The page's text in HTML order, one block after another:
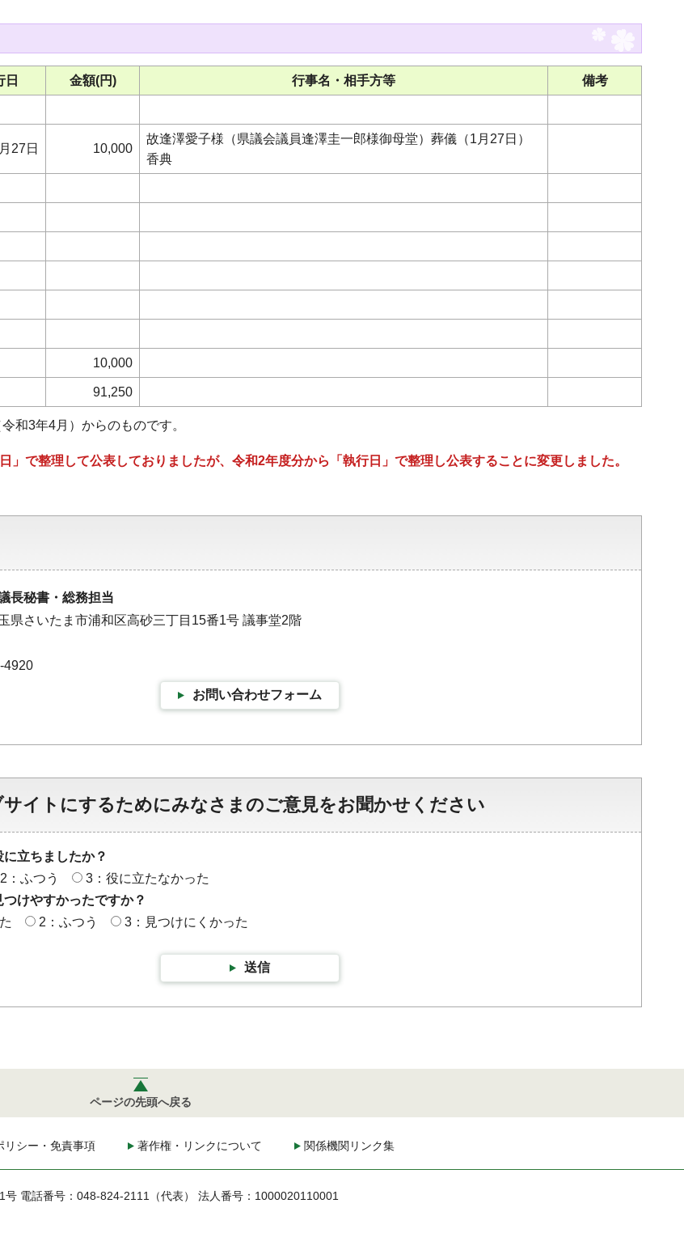
日 金額(円) 行事名・相手方等 備考
27日 10,000
故逢澤愛子様（県議会議員逢澤圭一郎様御母堂）葬儀（1月27日）
香典
10,000
91,250
和3年4月）からのものです。
で整理して公表しておりましたが、令和2年度分から「執行日」で整理し公表することに変更しました。
長秘書・総務担当
県さいたま市浦和区高砂三丁目15番1号 議事堂2階
4920
お問い合わせフォーム
イトにするためにみなさまのご意見をお聞かせください
立ちましたか？
2：ふつう
3：役に立たなかった
けやすかったですか？
2：ふつう 3：見つけにくかった
送信
ページの先頭へ戻る
リシー・免責事項 著作権・リンクについて 関係機関リンク集
号 電話番号：048-824-2111（代表） 法人番号：1000020110001